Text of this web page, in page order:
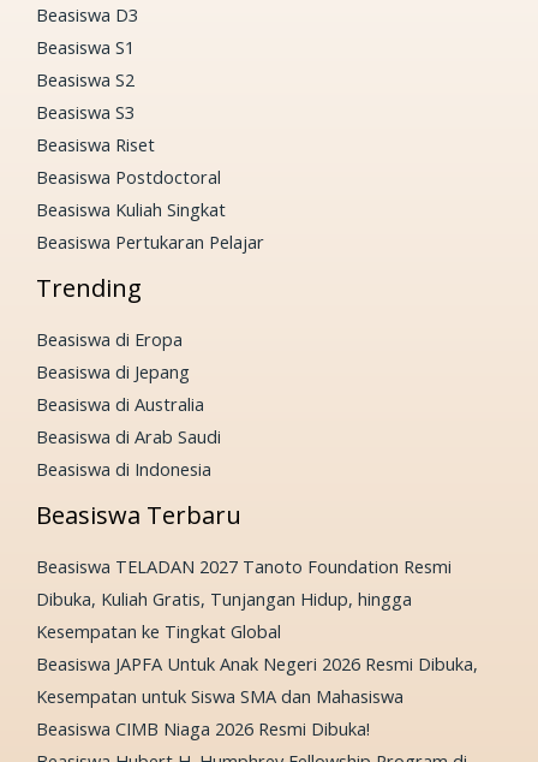
Beasiswa D3
Beasiswa S1
Beasiswa S2
Beasiswa S3
Beasiswa Riset
Beasiswa Postdoctoral
Beasiswa Kuliah Singkat
Beasiswa Pertukaran Pelajar
Trending
Beasiswa di Eropa
Beasiswa di Jepang
Beasiswa di Australia
Beasiswa di Arab Saudi
Beasiswa di Indonesia
Beasiswa Terbaru
Beasiswa TELADAN 2027 Tanoto Foundation Resmi
Dibuka, Kuliah Gratis, Tunjangan Hidup, hingga
Kesempatan ke Tingkat Global
Beasiswa JAPFA Untuk Anak Negeri 2026 Resmi Dibuka,
Kesempatan untuk Siswa SMA dan Mahasiswa
Beasiswa CIMB Niaga 2026 Resmi Dibuka!